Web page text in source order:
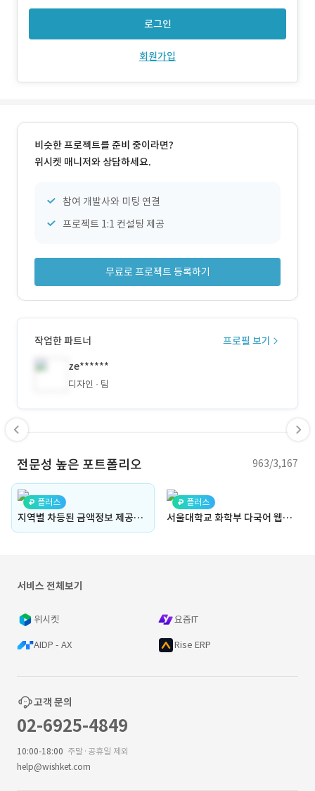
로그인
회원가입
비슷한 프로젝트를 준비 중이라면?
위시켓 매니저와 상담하세요.
참여 개발사와 미팅 연결
프로젝트 1:1 컨설팅 제공
무료로 프로젝트 등록하기
작업한 파트너
프로필 보기
ze******
디자인 팀
전문성 높은 포트폴리오 963/3,167
플러스
지역별 차등된 금액정보 제공하는 급식온
플러스
서울대학교 화학부 다국어 웹사이트 (대시보드, 다국어, 웹사이트, 홈페이지, 대학교, 교육, 자체구축, CMS, 교수진 관리, 실험실/세미나실 예약, 커뮤니티, 어드민)
서비스 전체보기
위시켓 요즘IT
AIDP - AX Rise ERP
고객 문의
02-6925-4849
10:00-18:00 주말·공휴일 제외
help@wishket.com